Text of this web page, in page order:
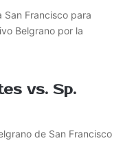
San Francisco para
Belgrano por la
vs. Sp.
de San Francisco